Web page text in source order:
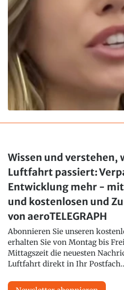
Wissen und verstehen,
Luftfahrt passiert:
Entwicklung mehr -
und kostenlosen und
von aeroTELEGRAPH
Abonnieren Sie unseren
erhalten Sie von Montag bis
Mittagszeit die neuesten
Luftfahrt direkt in Ihr Postfach..